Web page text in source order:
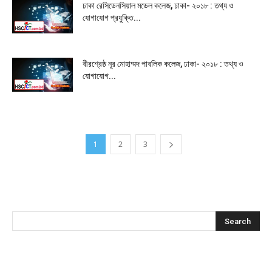
ঢাকা রেসিডেনসিয়াল মডেল কলেজ, ঢাকা- ২০১৮ : তথ্য ও
যোগাযোগ প্রযুক্তি...
বীরশ্রেষ্ঠ নূর মোহাম্মদ পাবলিক কলেজ, ঢাকা- ২০১৮ : তথ্য ও
যোগাযোগ...
1 2 3